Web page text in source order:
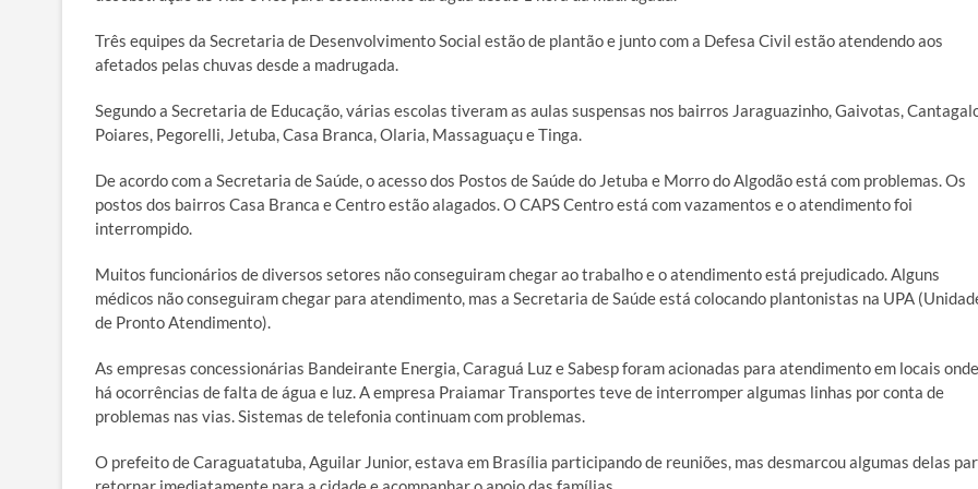
Três equipes da Secretaria de Desenvolvimento Social estão de plantão e junto com a Defesa Civil estão atendendo aos
afetados pelas chuvas desde a madrugada.
Segundo a Secretaria de Educação, várias escolas tiveram as aulas suspensas nos bairros Jaraguazinho, Gaivotas,
Poiares, Pegorelli, Jetuba, Casa Branca, Olaria, Massaguaçu e Tinga.
De acordo com a Secretaria de Saúde, o acesso dos Postos de Saúde do Jetuba e Morro do Algodão está com problemas. Os
postos dos bairros Casa Branca e Centro estão alagados. O CAPS Centro está com vazamentos e o atendimento foi
interrompido.
Muitos funcionários de diversos setores não conseguiram chegar ao trabalho e o atendimento está prejudicado. Alguns
médicos não conseguiram chegar para atendimento, mas a Secretaria de Saúde está colocando plantonistas na UPA
de Pronto Atendimento).
As empresas concessionárias Bandeirante Energia, Caraguá Luz e Sabesp foram acionadas para atendimento em locais onde
há ocorrências de falta de água e luz. A empresa Praiamar Transportes teve de interromper algumas linhas por conta de
problemas nas vias. Sistemas de telefonia continuam com problemas.
O prefeito de Caraguatatuba, Aguilar Junior, estava em Brasília participando de reuniões, mas desmarcou algumas delas